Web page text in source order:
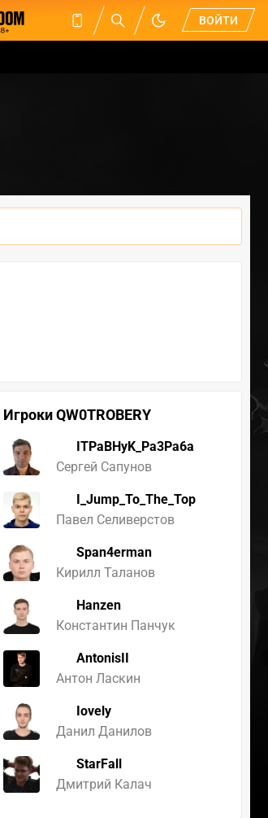
ВОЙТИ
Игроки QW0TROBERY
ITPaBHyK_Pa3Pa6a
Сергей Сапунов
I_Jump_To_The_Top
Павел Селиверстов
Span4erman
Кирилл Таланов
Hanzen
Константин Панчук
AntonisII
Антон Ласкин
Iovely
Данил Данилов
StarFall
Дмитрий Калач